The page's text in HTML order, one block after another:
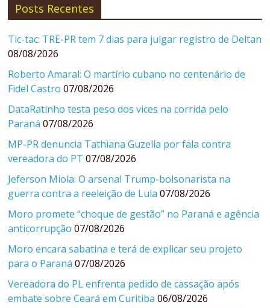
Posts Recentes
Tic-tac: TRE-PR tem 7 dias para julgar registro de Deltan
08/08/2026
Roberto Amaral: O martírio cubano no centenário de
Fidel Castro 07/08/2026
DataRatinho testa peso dos vices na corrida pelo
Paraná 07/08/2026
MP-PR denuncia Tathiana Guzella por fala contra
vereadora do PT 07/08/2026
Jeferson Miola: O arsenal Trump-bolsonarista na
guerra contra a reeleição de Lula 07/08/2026
Moro promete “choque de gestão” no Paraná e agência
anticorrupção 07/08/2026
Moro encara sabatina e terá de explicar seu projeto
para o Paraná 07/08/2026
Vereadora do PL enfrenta pedido de cassação após
embate sobre Ceará em Curitiba 06/08/2026